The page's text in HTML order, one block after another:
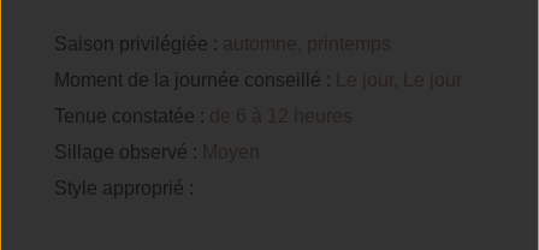
Saison privilégiée : automne, printemps
Moment de la journée conseillé :
Le jour, Le jour
Tenue constatée : de 6 à 12 heures
Sillage observé : Moyen
Style approprié :